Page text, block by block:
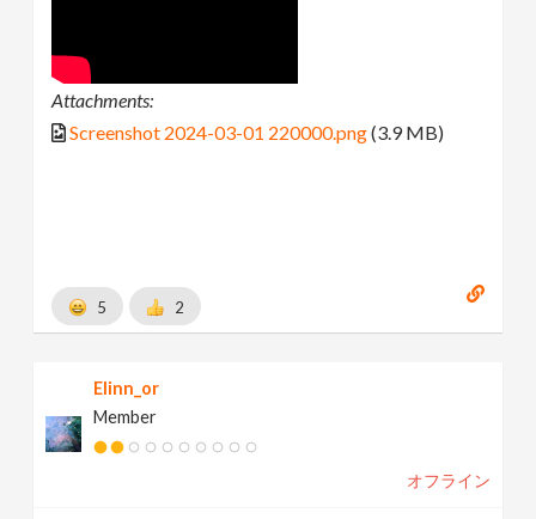
Attachments:
Screenshot 2024-03-01 220000.png(3.9 MB)
5 2
Elinn_or
Member
オフライン